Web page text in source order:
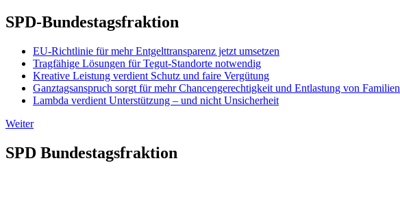
SPD-Bundestagsfraktion
EU-Richtlinie für mehr Entgelttransparenz jetzt umsetzen
Tragfähige Lösungen für Tegut-Standorte notwendig
Kreative Leistung verdient Schutz und faire Vergütung
Ganztagsanspruch sorgt für mehr Chancengerechtigkeit und Entlastung von Familien
Lambda verdient Unterstützung – und nicht Unsicherheit
Weiter
SPD Bundestagsfraktion